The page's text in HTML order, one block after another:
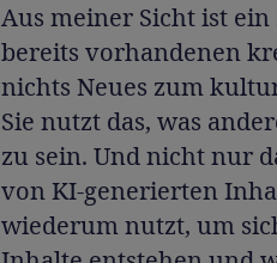
Aus meiner Sicht ist
bereits vorhandenen
nichts Neues zum
Sie nutzt das, was
zu sein. Und nicht nur
von KI-generierten
wiederum nutzt, um